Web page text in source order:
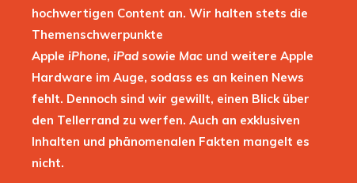
hochwertigen Content an. Wir halten stets die
Themenschwerpunkte
Apple iPhone, iPad sowie Mac und weitere Apple
Hardware im Auge, sodass es an keinen News
fehlt. Dennoch sind wir gewillt, einen Blick über
den Tellerrand zu werfen. Auch an exklusiven
Inhalten und phänomenalen Fakten mangelt es
nicht.